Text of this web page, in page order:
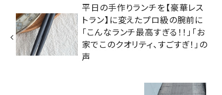
平日の手作りランチを【豪華レス
トラン】に変えたプロ級の腕前に
「こんなランチ最高すぎる！！」「お
家でこのクオリティ、すごすぎ！」の
声